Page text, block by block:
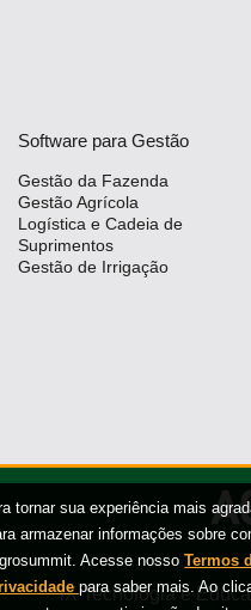
tornar sua experiência mais
armazenar informações sobre
Acesse nossoTermos
para saber mais. Ao
Software para Gestão
Gestão da Fazenda
Gestão Agrícola
Logística e Cadeia de
Suprimentos
Gestão de Irrigação
iX Tecnologia e